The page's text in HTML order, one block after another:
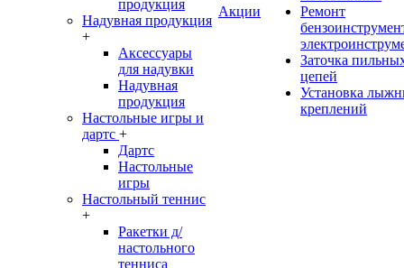
продукция
Надувная продукция
+
Аксессуары
для надувки
Надувная
продукция
Настольные игры и
дартс +
Дартс
Настольные
игры
Настольный теннис
+
Ракетки д/
настольного
тенниса
Акции
Ремонт
Заточка
цепей
Установка
креплений